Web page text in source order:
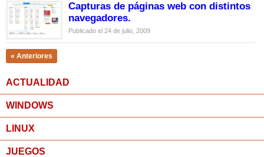
Capturas de páginas web con distintos
navegadores.
Publicado el 24 de julio, 2009
« Anteriores
ACTUALIDAD
WINDOWS
LINUX
JUEGOS